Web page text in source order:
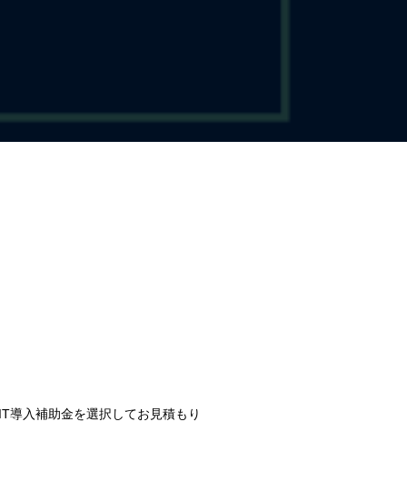
導入補助金を選択してお見積もり